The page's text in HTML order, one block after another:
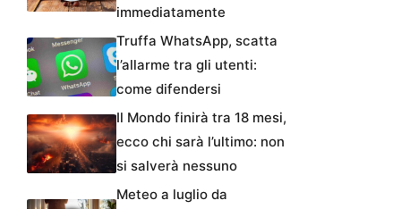
immediatamente
Truffa WhatsApp, scatta
l’allarme tra gli utenti:
come difendersi
Il Mondo finirà tra 18 mesi,
ecco chi sarà l’ultimo: non
si salverà nessuno
Meteo a luglio da